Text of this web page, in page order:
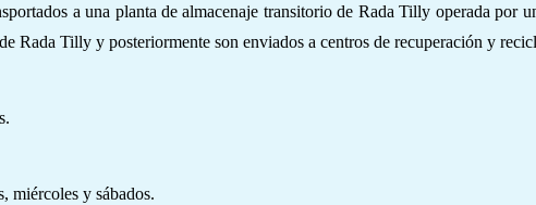
a una planta de almacenaje transitorio de Rada Tilly operada por
Rada Tilly y posteriormente son enviados a centros de recuperación y
miércoles y sábados.